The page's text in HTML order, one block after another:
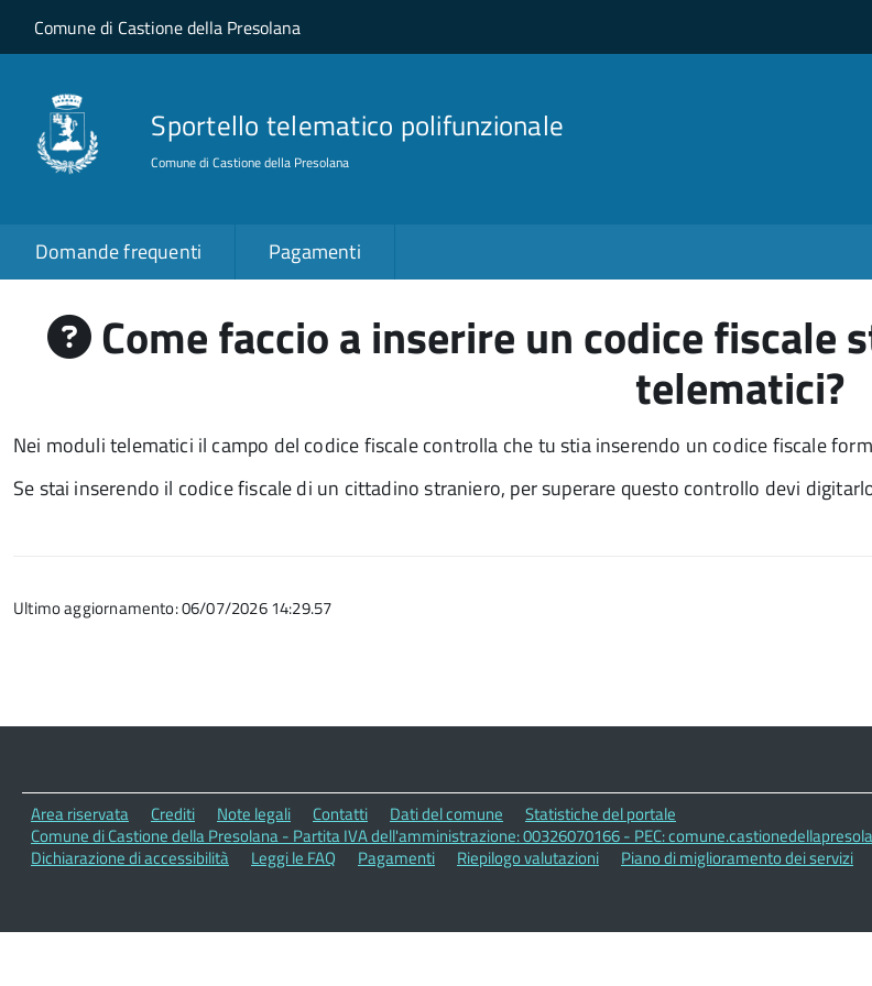
Salta al contenuto principale
Skip to site navigation
Comune di Castione della Presolana
Sportello telematico polifunzionale
Comune di Castione della Presolana
Domande frequenti Pagamenti
Come faccio a inserire un codice
telematici?
Nei moduli telematici il campo del codice fiscale controlla che tu stia inserendo un codice fiscale
Se stai inserendo il codice fiscale di un cittadino straniero, per superare questo controllo devi
Ultimo aggiornamento: 06/07/2026 14:29.57
Area riservata Crediti Note legali Contatti Dati del comune
Statistiche del portale
Comune di Castione della Presolana - Partita IVA dell'amministrazione: 00326070166 - PEC:
Dichiarazione di accessibilità
Leggi le FAQ Pagamenti Riepilogo valutazioni
Piano di miglioramento dei servizi